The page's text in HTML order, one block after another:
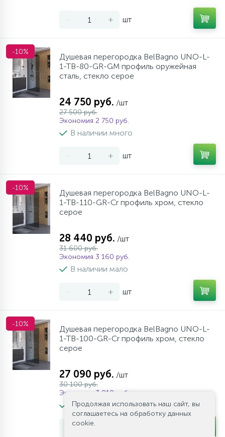
- + шт
-10%
Душевая перегородка BelBagno UNO-L-
1-TB-80-GR-GM профиль оружейная
сталь, стекло серое
24 750 руб. /шт
27 500 руб.
Экономия 2 750 руб.
В наличии много
- + шт
-10%
Душевая перегородка BelBagno UNO-L-
1-TB-110-GR-Cr профиль хром, стекло
серое
28 440 руб. /шт
31 600 руб.
Экономия 3 160 руб.
В наличии мало
- + шт
-10%
Душевая перегородка BelBagno UNO-L-
1-TB-100-GR-Cr профиль хром, стекло
серое
27 090 руб. /шт
30 100 руб.
Экономия 3 010 руб.
В наличии много
Продолжая использовать наш сайт, вы
соглашаетесь на обработку данных
cookie.